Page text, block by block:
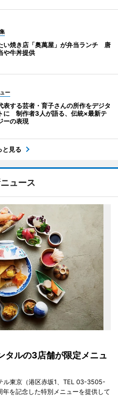
い焼き店「奥萬屋」が弁当ランチ 唐
や牛丼提供
ー
表する芸者・育子さんの所作をデジタ
に 制作者3人が語る、伝統×最新テ
ーの表現
と見る
ュース
タルの3店舗が限定メニュ
ル東京（港区赤坂1、TEL 03-3505-
年を記念した特別メニューを提供して